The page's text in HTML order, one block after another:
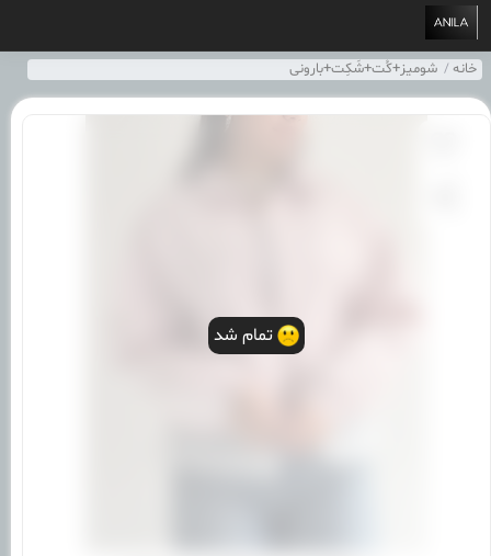
خانه شومیز+کُت+شَکِت+بارونی
تمام شد